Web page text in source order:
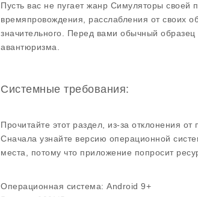
Пусть вас не пугает жанр Симуляторы
времяпровождения, расслабления от своих
значительного. Перед вами обычный
авантюризма.
Системные требования:
Прочитайте этот раздел, из-за отклонения
Сначала узнайте версию операционной
места, потому что приложение попросит
Операционная система: Android 9+